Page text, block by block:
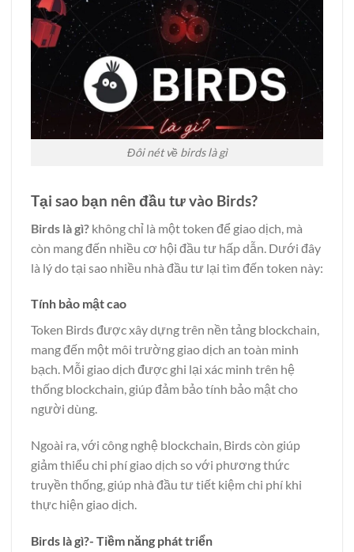
Đôi nét về birds là gì
Tại sao bạn nên đầu tư vào Birds?
Birds là gì? không chỉ là một token để giao dịch, mà
còn mang đến nhiều cơ hội đầu tư hấp dẫn. Dưới đây
là lý do tại sao nhiều nhà đầu tư lại tìm đến token này:
Tính bảo mật cao
Token Birds được xây dựng trên nền tảng blockchain,
mang đến một môi trường giao dịch an toàn minh
bạch. Mỗi giao dịch được ghi lại xác minh trên hệ
thống blockchain, giúp đảm bảo tính bảo mật cho
người dùng.
Ngoài ra, với công nghệ blockchain, Birds còn giúp
giảm thiểu chi phí giao dịch so với phương thức
truyền thống, giúp nhà đầu tư tiết kiệm chi phí khi
thực hiện giao dịch.
Birds là gì?- Tiềm năng phát triển